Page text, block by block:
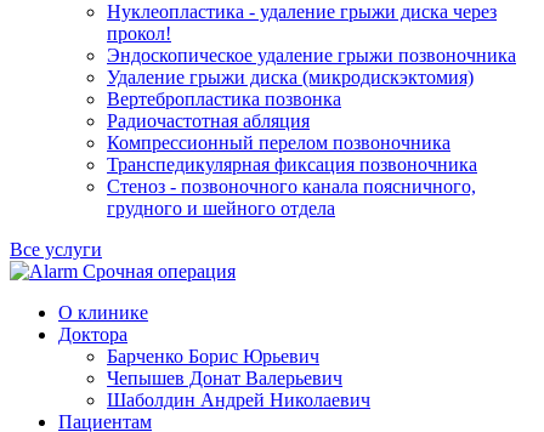
Нуклеопластика - удаление грыжи диска через
прокол!
Эндоскопическое удаление грыжи позвоночника
Удаление грыжи диска (микродискэктомия)
Вертебропластика позвонка
Радиочастотная абляция
Компрессионный перелом позвоночника
Транспедикулярная фиксация позвоночника
Стеноз - позвоночного канала поясничного,
грудного и шейного отдела
Все услуги
Срочная операция
О клинике
Доктора
Барченко Борис Юрьевич
Чепышев Донат Валерьевич
Шаболдин Андрей Николаевич
Пациентам